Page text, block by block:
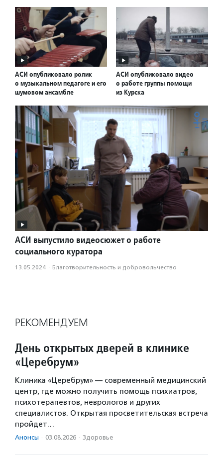
АСИ опубликовало ролик
о музыкальном педагоге и его
шумовом ансамбле
АСИ опубликовало видео
о работе группы помощи
из Курска
АСИ выпустило видеосюжет о работе
социального куратора
13.05.2024 · Благотвори­тель­ность и доброволь­чест­во
РЕКОМЕНДУЕМ
День открытых дверей в клинике
«Церебрум»
Клиника «Церебрум» — современный медицинский
центр, где можно получить помощь психиатров,
психотерапевтов, неврологов и других
специалистов. Открытая просветительская встреча
пройдет…
Анонсы · 03.08.2026 · Здоровье